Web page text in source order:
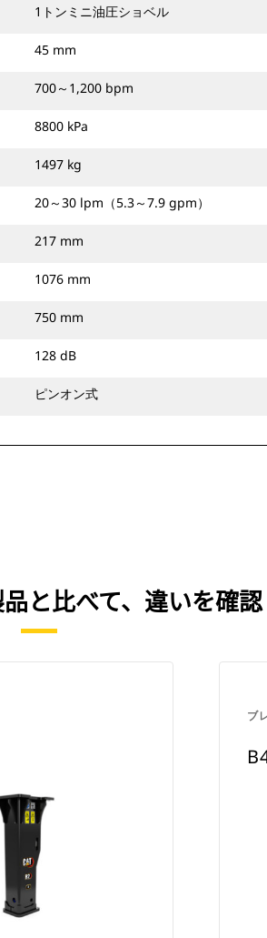
1トンミニ油圧ショベル
45 mm
700～1,200 bpm
8800 kPa
1497 kg
20～30 lpm（5.3～7.9 gpm）
217 mm
1076 mm
750 mm
128 dB
ピンオン式
と比べて、違いを確認
ブ